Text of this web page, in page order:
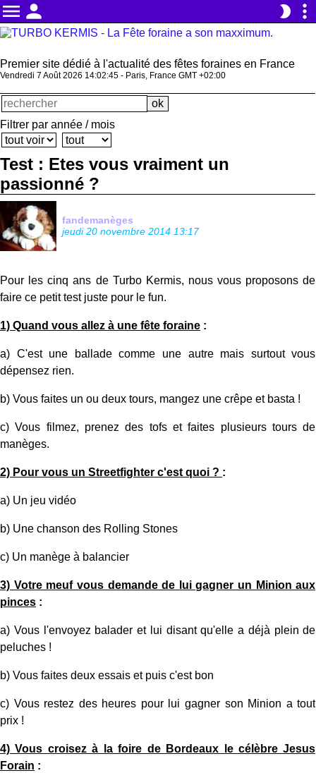
menu person brightness_2 more_vert
Premier site dédié à l'actualité des fêtes foraines en France
Vendredi 7 Août 2026 14:02:45 - Paris, France GMT +02:00
Filtrer par année / mois
Test : Etes vous vraiment un
passionné ?
fandemanèges
jeudi 20 novembre 2014 13:17
Pour les cinq ans de Turbo Kermis, nous vous proposons de
faire ce petit test juste pour le fun.
1) Quand vous allez à une fête foraine :
a) C'est une ballade comme une autre mais surtout vous
dépensez rien.
b) Vous faites un ou deux tours, mangez une crêpe et basta !
c) Vous filmez, prenez des tofs et faites plusieurs tours de
manèges.
2) Pour vous un Streetfighter c'est quoi ? :
a) Un jeu vidéo
b) Une chanson des Rolling Stones
c) Un manège à balancier
3) Votre meuf vous demande de lui gagner un Minion aux
pinces :
a) Vous l'envoyez balader et lui disant qu'elle a déjà plein de
peluches !
b) Vous faites deux essais et puis c'est bon
c) Vous restez des heures pour lui gagner son Minion a tout
prix !
4) Vous croisez à la foire de Bordeaux le célèbre Jesus
Forain :